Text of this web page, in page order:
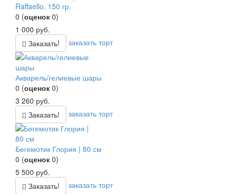
Raffaello, 150 гр.
0 (оценок 0)
1 000 руб.
Заказать!
заказать торт
Акварель/гелиевые шары
0 (оценок 0)
3 260 руб.
Заказать!
заказать торт
Бегемотик Глория | 80 см
0 (оценок 0)
5 500 руб.
Заказать!
заказать торт